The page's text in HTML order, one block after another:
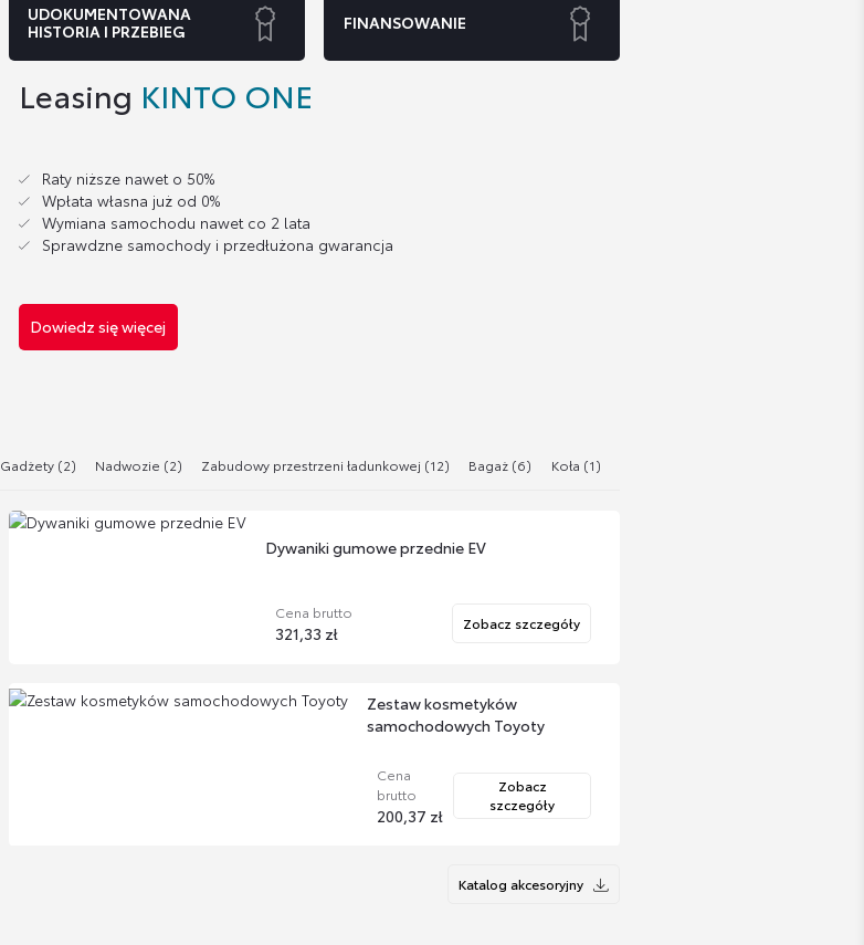
UDOKUMENTOWANA
HISTORIA I PRZEBIEG
FINANSOWANIE
Leasing KINTO ONE
Raty niższe nawet o 50%
Wpłata własna już od 0%
Wymiana samochodu nawet co 2 lata
Sprawdzne samochody i przedłużona gwarancja
Dowiedz się więcej
Gadżety (2) Nadwozie (2) Zabudowy przestrzeni ładunkowej (12) Bagaż (6) Koła (1)
Dywaniki gumowe przednie EV
Cena brutto
321,33 zł
Zobacz szczegóły
Zestaw kosmetyków
samochodowych Toyoty
Cena
brutto
200,37 zł
Zobacz
szczegóły
Katalog akcesoryjny